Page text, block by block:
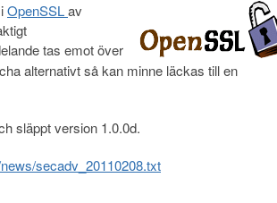
OpenSSLav
tas emot över
alternativt så kan minne läckas till en
släppt version 1.0.0d.
secadv_20110208.txt